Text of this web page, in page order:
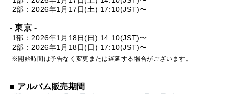
2部：2026年1月17日(土) 17:10(JST)〜
- 東京 -
1部：2026年1月18日(日) 14:10(JST)〜
2部：2026年1月18日(日) 17:10(JST)〜
※開始時間は予告なく変更または遅延する場合がございます。
■ アルバム販売期間